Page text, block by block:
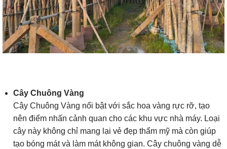
Cây Chuông Vàng
Cây Chuông Vàng nổi bật với sắc hoa vàng rực rỡ, tạo
nên điểm nhấn cảnh quan cho các khu vực nhà máy. Loại
cây này không chỉ mang lại vẻ đẹp thẩm mỹ mà còn giúp
tạo bóng mát và làm mát không gian. Cây chuông vàng dễ